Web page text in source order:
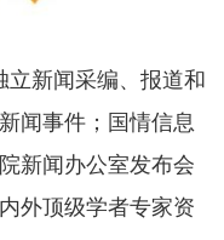
立新闻采编、报道和
闻事件；国情信息
新闻办公室发布会
外顶级学者专家资